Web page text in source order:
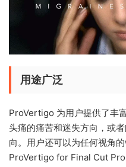
用途广泛
ProVertigo 为用户提供了丰
头痛的痛苦和迷失方向，或
向。用户还可以为任何视角
ProVertigo for Final Cut